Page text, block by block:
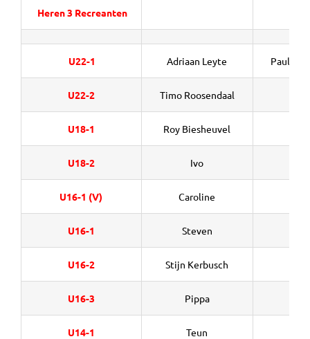
Heren 3 Recreanten
U22-1 Adriaan Leyte Paul van
U22-2 Timo Roosendaal
U18-1 Roy Biesheuvel
U18-2 Ivo
U16-1 (V) Caroline
U16-1 Steven
U16-2 Stijn Kerbusch
U16-3 Pippa
U14-1 Teun